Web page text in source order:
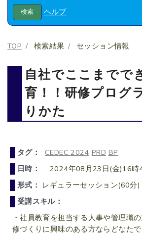
ヘルプ
TOP 検索結果 セッション情報
自社でここまでで
育！！研修プログ
りかた
タグ： CEDEC 2024 PRD BP
日時：
2024年08月23日(金)16時
形式： レギュラーセッション(60分)
受講スキル：
・社員教育を担当する人事や管理職
修づくりに興味のある方ならどなたで